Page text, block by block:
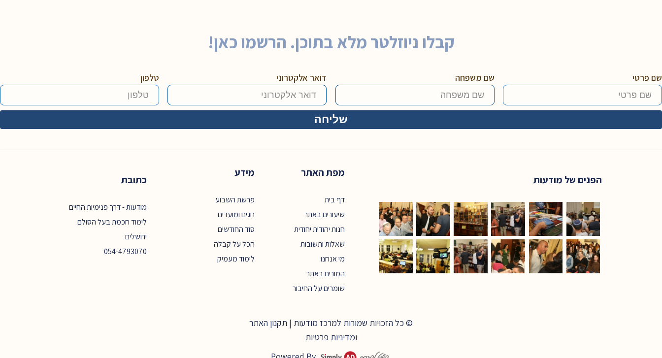
קבלו ניוזלטר מלא בתוכן. הרשמו כאן!
שם פרטי שם משפחה דואר אלקטרוני טלפון
כתובת
מודעות - דרך פנימיות החיים
לימוד חכמת בעל הסולם
ירושלים
054-4793070
מפת האתר
דף בית
שיעורים באתר
חנות יהודית יחודית
שאלות ותשובות
מי אנחנו
המורים באתר
שומרים על החיבור
מידע
פרשת השבוע
חגים ומועדים
סוד החודשים
הכל על קבלה
לימוד מעמיק
הפנים של מודעות
© כל הזכויות שמורות למרכז מודעות | תקנון האתר
ומדיניות פרטיות